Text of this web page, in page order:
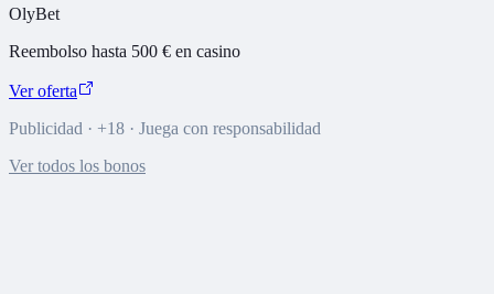
OlyBet
Reembolso hasta 500 € en casino
Ver oferta
Publicidad · +18 · Juega con responsabilidad
Ver todos los bonos